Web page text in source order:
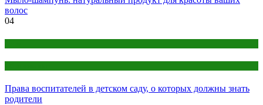
волос
04
Права воспитателей в детском саду, о которых должны знать
родители